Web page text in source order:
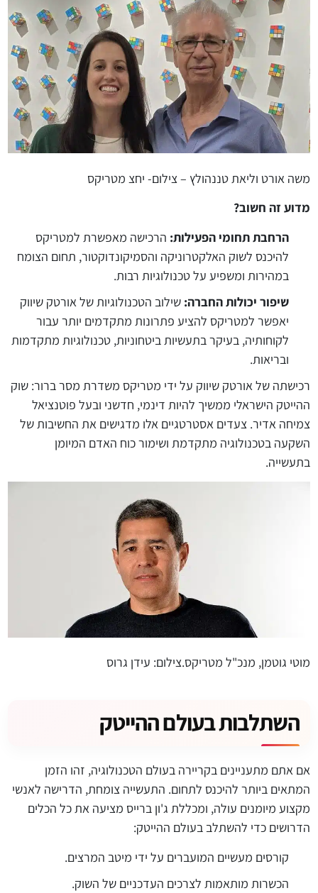
משה אורט וליאת טננהולץ – צילום- יחצ מטריקס
מדוע זה חשוב?
הרחבת תחומי הפעילות: הרכישה מאפשרת למטריקס
להיכנס לשוק האלקטרוניקה והסמיקונדוקטור, תחום הצומח
במהירות ומשפיע על טכנולוגיות רבות.
שיפור יכולות החברה: שילוב הטכנולוגיות של אורטק שיווק
יאפשר למטריקס להציע פתרונות מתקדמים יותר עבור
לקוחותיה, בעיקר בתעשיות ביטחוניות, טכנולוגיות מתקדמות
ובריאות.
רכישתה של אורטק שיווק על ידי מטריקס משדרת מסר ברור: שוק
ההייטק הישראלי ממשיך להיות דינמי, חדשני ובעל פוטנציאל
צמיחה אדיר. צעדים אסטרטגיים אלו מדגישים את החשיבות של
השקעה בטכנולוגיה מתקדמת ושימור כוח האדם המיומן
בתעשייה.
מוטי גוטמן, מנכ"ל מטריקס.צילום: עידן גרוס
השתלבות בעולם ההייטק
אם אתם מתעניינים בקריירה בעולם הטכנולוגיה, זהו הזמן
המתאים ביותר להיכנס לתחום. התעשייה צומחת, הדרישה לאנשי
מקצוע מיומנים עולה, ומכללת ג'ון ברייס מציעה את כל הכלים
הדרושים כדי להשתלב בעולם ההייטק:
קורסים מעשיים המועברים על ידי מיטב המרצים.
הכשרות מותאמות לצרכים העדכניים של השוק.